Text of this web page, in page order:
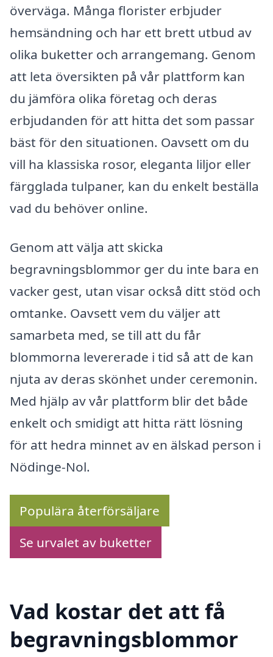
överväga. Många florister erbjuder
hemsändning och har ett brett utbud av
olika buketter och arrangemang. Genom
att leta översikten på vår plattform kan
du jämföra olika företag och deras
erbjudanden för att hitta det som passar
bäst för den situationen. Oavsett om du
vill ha klassiska rosor, eleganta liljor eller
färgglada tulpaner, kan du enkelt beställa
vad du behöver online.
Genom att välja att skicka
begravningsblommor ger du inte bara en
vacker gest, utan visar också ditt stöd och
omtanke. Oavsett vem du väljer att
samarbeta med, se till att du får
blommorna levererade i tid så att de kan
njuta av deras skönhet under ceremonin.
Med hjälp av vår plattform blir det både
enkelt och smidigt att hitta rätt lösning
för att hedra minnet av en älskad person i
Nödinge-Nol.
Populära återförsäljare
Se urvalet av buketter
Vad kostar det att få
begravningsblommor